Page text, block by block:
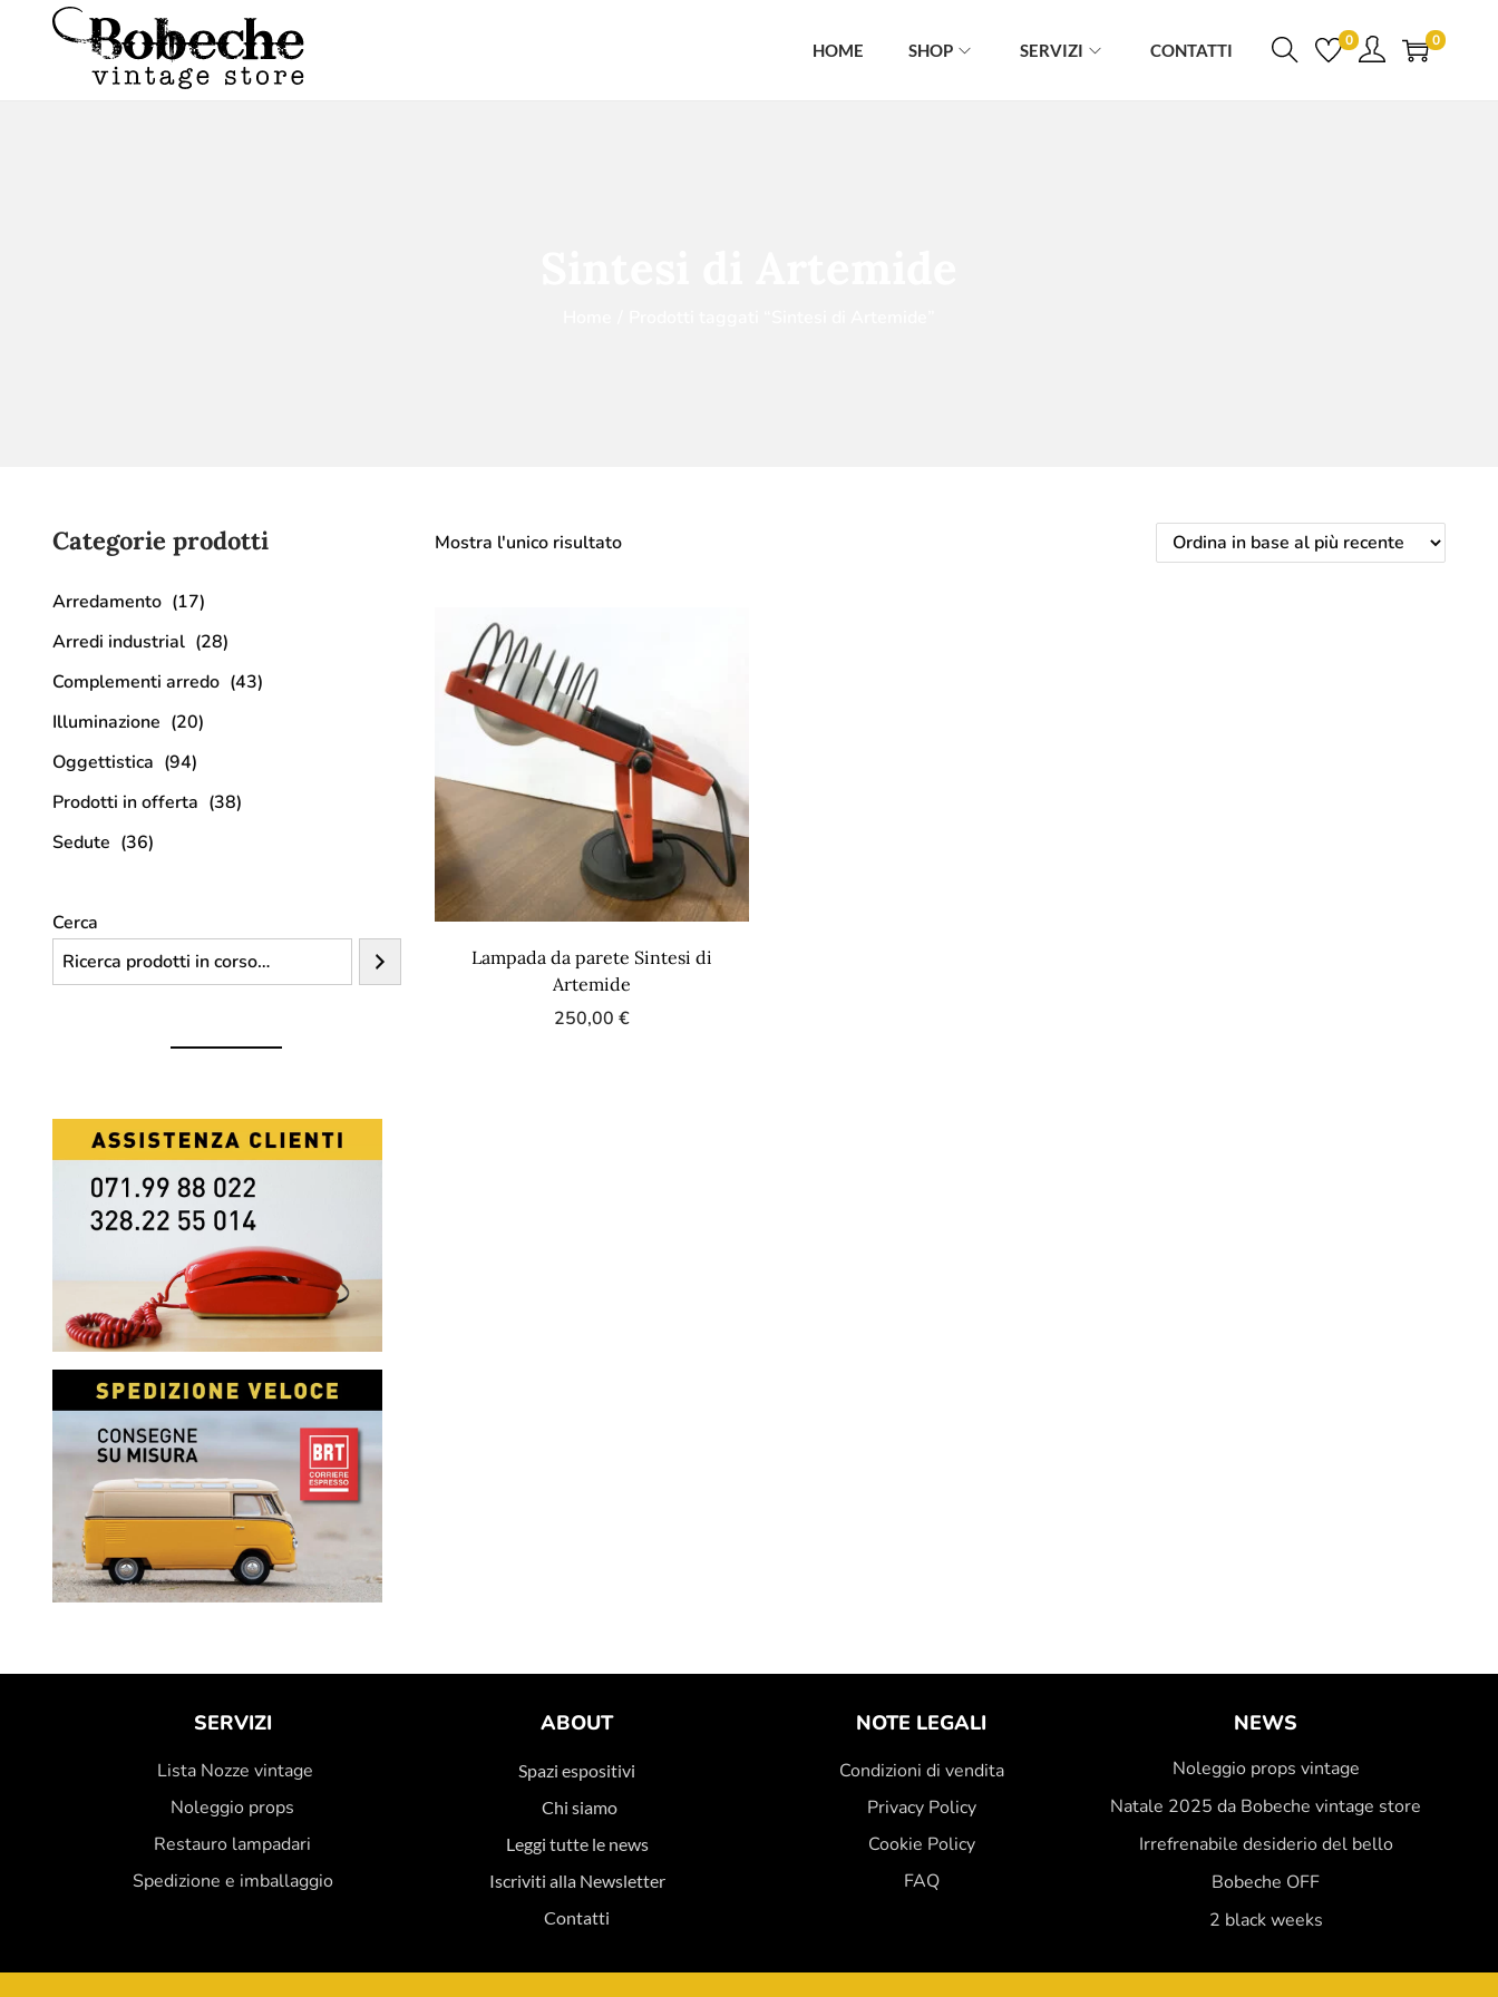
HOME SHOP SERVIZI CONTATTI 0 0
Mostra l'unico risultato
Lampada da parete Sintesi di
Artemide
250,00 €
Categorie prodotti
Arredamento (17)
Arredi industrial (28)
Complementi arredo (43)
Illuminazione (20)
Oggettistica (94)
Prodotti in offerta (38)
Sedute (36)
Cerca
SERVIZI
Lista Nozze vintage
Noleggio props
Restauro lampadari
Spedizione e imballaggio
ABOUT
Spazi espositivi
Chi siamo
Leggi tutte le news
Iscriviti alla Newsletter
Contatti
NOTE LEGALI
Condizioni di vendita
Privacy Policy
Cookie Policy
FAQ
NEWS
Noleggio props vintage
Natale 2025 da Bobeche vintage store
Irrefrenabile desiderio del bello
Bobeche OFF
2 black weeks